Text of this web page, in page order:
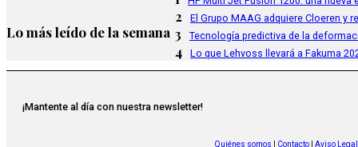
Lo más leído de la semana
2 El Grupo MAAG adquiere Cloeren
3 Tecnología predictiva de la
4 Lo que Lehvoss llevará a Fakuma
¡Mantente al día con nuestra newsletter!
Quiénes somos Contacto
Aviso Legal